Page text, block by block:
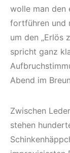
wolle man den
fortführen und
um den „Erlös
spricht ganz
Abend im
Zwischen
stehen